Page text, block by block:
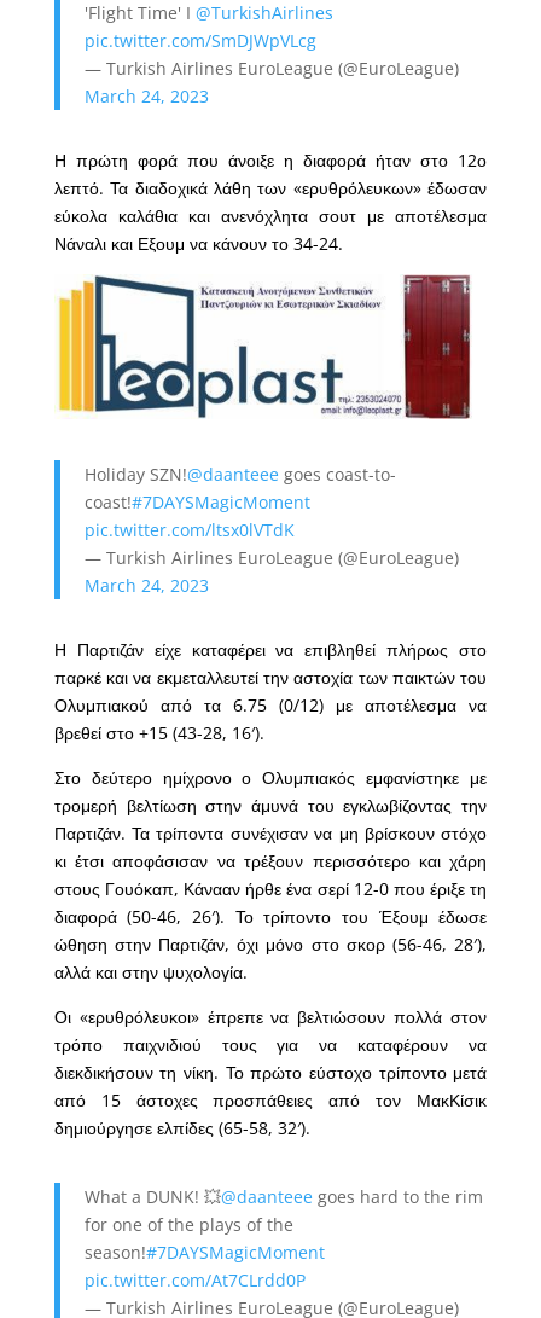
'Flight Time' I @TurkishAirlines
pic.twitter.com/SmDJWpVLcg
— Turkish Airlines EuroLeague (@EuroLeague)
March 24, 2023
Η πρώτη φορά που άνοιξε η διαφορά ήταν στο 12ο
λεπτό. Τα διαδοχικά λάθη των «ερυθρόλευκων» έδωσαν
εύκολα καλάθια και ανενόχλητα σουτ με αποτέλεσμα
Νάναλι και Εξουμ να κάνουν το 34-24.
Holiday SZN!@daanteeegoes coast-to-
coast!#7DAYSMagicMoment
pic.twitter.com/ltsx0lVTdK
— Turkish Airlines EuroLeague (@EuroLeague)
March 24, 2023
Η Παρτιζάν είχε καταφέρει να επιβληθεί πλήρως στο
παρκέ και να εκμεταλλευτεί την αστοχία των παικτών του
Ολυμπιακού από τα 6.75 (0/12) με αποτέλεσμα να
βρεθεί στο +15 (43-28, 16′).
Στο δεύτερο ημίχρονο ο Ολυμπιακός εμφανίστηκε με
τρομερή βελτίωση στην άμυνά του εγκλωβίζοντας την
Παρτιζάν. Τα τρίποντα συνέχισαν να μη βρίσκουν στόχο
κι έτσι αποφάσισαν να τρέξουν περισσότερο και χάρη
στους Γουόκαπ, Κάνααν ήρθε ένα σερί 12-0 που έριξε τη
διαφορά (50-46, 26′). Το τρίποντο του Έξουμ έδωσε
ώθηση στην Παρτιζάν, όχι μόνο στο σκορ (56-46, 28′),
αλλά και στην ψυχολογία.
Οι «ερυθρόλευκοι» έπρεπε να βελτιώσουν πολλά στον
τρόπο παιχνιδιού τους για να καταφέρουν να
διεκδικήσουν τη νίκη. Το πρώτο εύστοχο τρίποντο μετά
από 15 άστοχες προσπάθειες από τον ΜακΚίσικ
δημιούργησε ελπίδες (65-58, 32′).
What a DUNK! 💥@daanteeegoes hard to the rim
for one of the plays of the
season!#7DAYSMagicMoment
pic.twitter.com/At7CLrdd0P
— Turkish Airlines EuroLeague (@EuroLeague)